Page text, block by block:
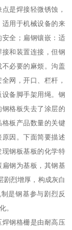
是焊接轻微锈蚀，
用于机械设备的来
全；扁钢镶嵌：适
和装置连接，但钢
必要的麻烦。沟盖
网，开口、栏杆，
备脚手架用绳。钢
格板失去了涂层的
板产品数量的关键
因。下面简要描述
钢板基板的化学特
钢为基板，其钢基
剧烈增厚，构成灰白
是钢基参与剧烈反
。
钢格栅是由耐高压